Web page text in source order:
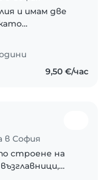
и имам две
с
и домашните
9,50 €/час
в София
строене на